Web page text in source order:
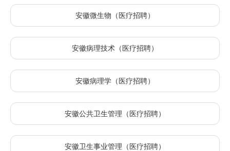
安徽微生物（医疗招聘）
安徽病理技术（医疗招聘）
安徽病理学（医疗招聘）
安徽公共卫生管理（医疗招聘）
安徽卫生事业管理（医疗招聘）